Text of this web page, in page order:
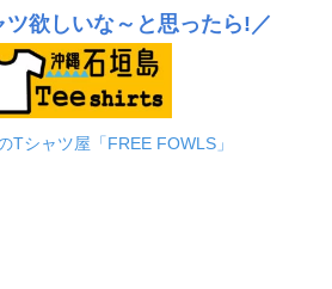
ツ欲しいな～と思ったら!／
Tシャツ屋「FREE FOWLS」